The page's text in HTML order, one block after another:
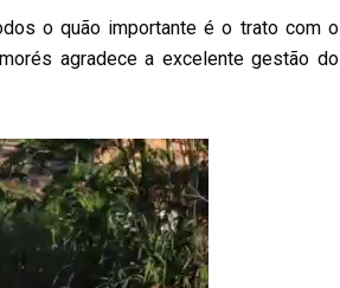
o quão importante é o trato com o
agradece a excelente gestão do